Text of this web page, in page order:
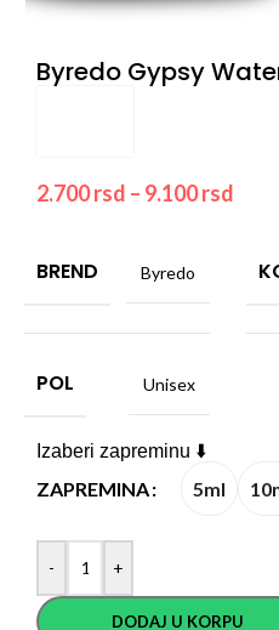
Byredo Gypsy
2.700rsd – 9.100rsd
BREND Byredo
POL Unisex
Izaberi zapreminu ⬇️
ZAPREMINA 5ml
- +
DODAJ U KORPU